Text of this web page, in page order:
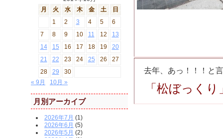
月
火 水 木 金 土
日
1
2 3 4 5
6
7
8 9 10 11 12
13
14
15 16 17 18 19
20
21
22 23 24 25 26
27
28
29
30
« 9月
10月 »
月別アーカイブ
2026年7月 (1)
2026年6月 (5)
2026年5月 (2)
去年、あっ！！！と
「松ぼっくり